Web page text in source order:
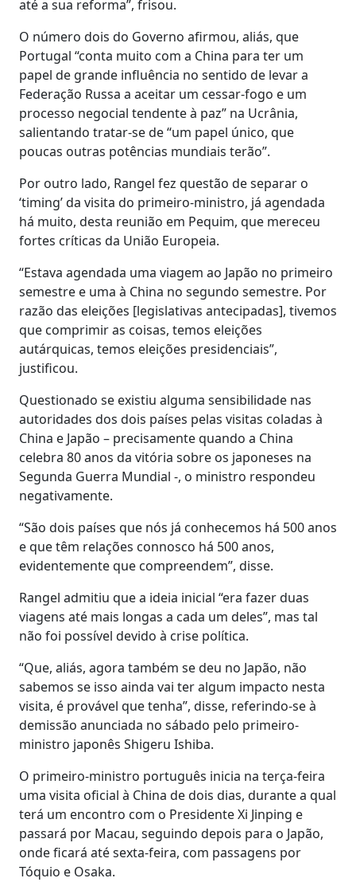
até a sua reforma”, frisou.
O número dois do Governo afirmou, aliás, que
Portugal “conta muito com a China para ter um
papel de grande influência no sentido de levar a
Federação Russa a aceitar um cessar-fogo e um
processo negocial tendente à paz” na Ucrânia,
salientando tratar-se de “um papel único, que
poucas outras potências mundiais terão”.
Por outro lado, Rangel fez questão de separar o
‘timing’ da visita do primeiro-ministro, já agendada
há muito, desta reunião em Pequim, que mereceu
fortes críticas da União Europeia.
“Estava agendada uma viagem ao Japão no primeiro
semestre e uma à China no segundo semestre. Por
razão das eleições [legislativas antecipadas], tivemos
que comprimir as coisas, temos eleições
autárquicas, temos eleições presidenciais”,
justificou.
Questionado se existiu alguma sensibilidade nas
autoridades dos dois países pelas visitas coladas à
China e Japão – precisamente quando a China
celebra 80 anos da vitória sobre os japoneses na
Segunda Guerra Mundial -, o ministro respondeu
negativamente.
“São dois países que nós já conhecemos há 500 anos
e que têm relações connosco há 500 anos,
evidentemente que compreendem”, disse.
Rangel admitiu que a ideia inicial “era fazer duas
viagens até mais longas a cada um deles”, mas tal
não foi possível devido à crise política.
“Que, aliás, agora também se deu no Japão, não
sabemos se isso ainda vai ter algum impacto nesta
visita, é provável que tenha”, disse, referindo-se à
demissão anunciada no sábado pelo primeiro-
ministro japonês Shigeru Ishiba.
O primeiro-ministro português inicia na terça-feira
uma visita oficial à China de dois dias, durante a qual
terá um encontro com o Presidente Xi Jinping e
passará por Macau, seguindo depois para o Japão,
onde ficará até sexta-feira, com passagens por
Tóquio e Osaka.